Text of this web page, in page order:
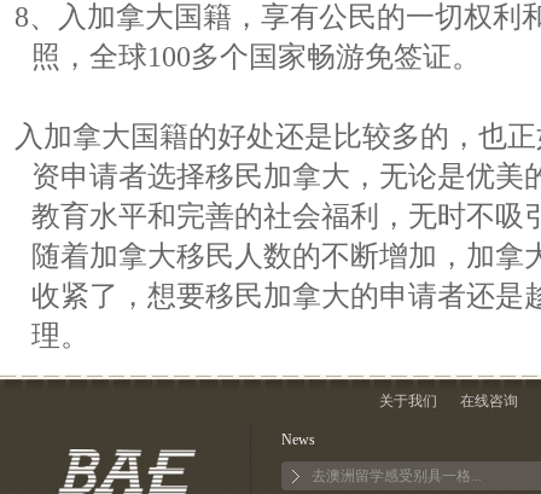
8、入加拿大国籍，享有公民的一切权利
照，全球100多个国家畅游免签证。
入加拿大国籍的好处还是比较多的，也
资申请者选择移民加拿大，无论是优美
教育水平和完善的社会福利，无时不吸
随着加拿大移民人数的不断增加，加拿
收紧了，想要移民加拿大的申请者还是
理。
News
去澳洲留学感受别具一格...
关于我们 在线咨询